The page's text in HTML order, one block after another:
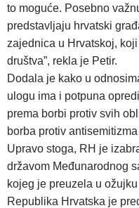
to moguće. Posebno
predstavljaju hrvatski
zajednica u Hrvatskoj,
društva”, rekla je Petir.
Dodala je kako u
ulogu ima i potpuna
prema borbi protiv svih
borba protiv
Upravo stoga, RH je
državom Međunarodnog
kojeg je preuzela u
Republika Hrvatska je